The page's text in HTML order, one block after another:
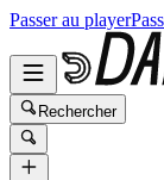
Passer au player
Rechercher